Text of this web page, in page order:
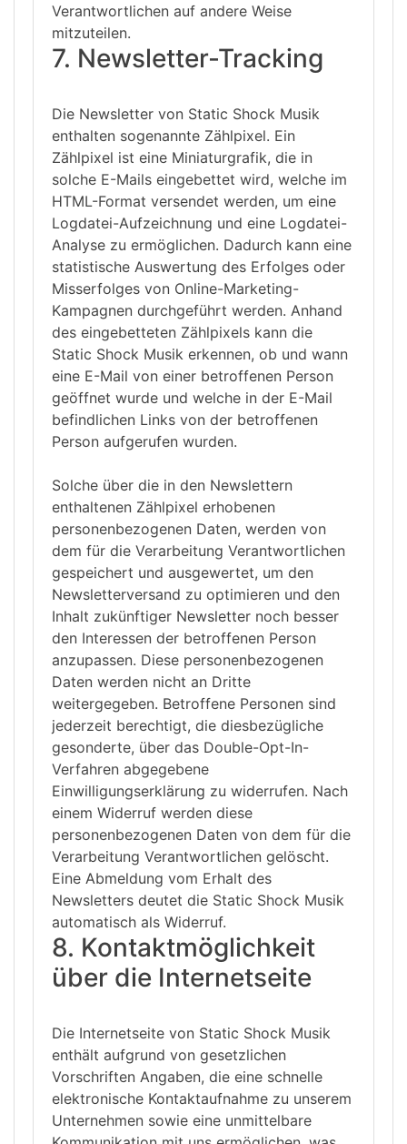
Verantwortlichen auf andere Weise
mitzuteilen.
7. Newsletter-Tracking
Die Newsletter von Static Shock Musik
enthalten sogenannte Zählpixel. Ein
Zählpixel ist eine Miniaturgrafik, die in
solche E-Mails eingebettet wird, welche im
HTML-Format versendet werden, um eine
Logdatei-Aufzeichnung und eine Logdatei-
Analyse zu ermöglichen. Dadurch kann eine
statistische Auswertung des Erfolges oder
Misserfolges von Online-Marketing-
Kampagnen durchgeführt werden. Anhand
des eingebetteten Zählpixels kann die
Static Shock Musik erkennen, ob und wann
eine E-Mail von einer betroffenen Person
geöffnet wurde und welche in der E-Mail
befindlichen Links von der betroffenen
Person aufgerufen wurden.
Solche über die in den Newslettern
enthaltenen Zählpixel erhobenen
personenbezogenen Daten, werden von
dem für die Verarbeitung Verantwortlichen
gespeichert und ausgewertet, um den
Newsletterversand zu optimieren und den
Inhalt zukünftiger Newsletter noch besser
den Interessen der betroffenen Person
anzupassen. Diese personenbezogenen
Daten werden nicht an Dritte
weitergegeben. Betroffene Personen sind
jederzeit berechtigt, die diesbezügliche
gesonderte, über das Double-Opt-In-
Verfahren abgegebene
Einwilligungserklärung zu widerrufen. Nach
einem Widerruf werden diese
personenbezogenen Daten von dem für die
Verarbeitung Verantwortlichen gelöscht.
Eine Abmeldung vom Erhalt des
Newsletters deutet die Static Shock Musik
automatisch als Widerruf.
8. Kontaktmöglichkeit
über die Internetseite
Die Internetseite von Static Shock Musik
enthält aufgrund von gesetzlichen
Vorschriften Angaben, die eine schnelle
elektronische Kontaktaufnahme zu unserem
Unternehmen sowie eine unmittelbare